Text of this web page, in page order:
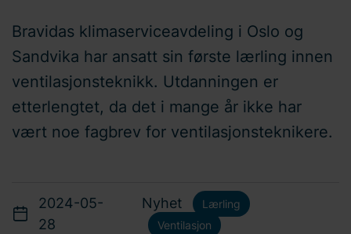
Bravidas klimaserviceavdeling i Oslo og
Sandvika har ansatt sin første lærling innen
ventilasjonsteknikk. Utdanningen er
etterlengtet, da det i mange år ikke har
vært noe fagbrev for ventilasjonsteknikere.
2024-05-
28
Nyhet
Lærling
Ventilasjon